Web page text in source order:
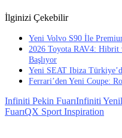
İlginizi Çekebilir
Yeni Volvo S90 İle
2026 Toyota RAV4: Hibrit
Başlıyor
Yeni SEAT Ibiza
Ferrari’den Yeni Coupe:
Infiniti Pekin FuarıInfiniti
FuarıQX Sport Inspiration